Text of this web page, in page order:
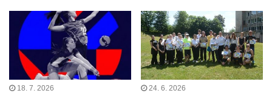
18. 7. 2026 24. 6. 2026